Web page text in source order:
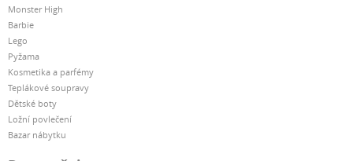
Monster High
Barbie
Lego
Pyžama
Kosmetika a parfémy
Teplákové soupravy
Dětské boty
Ložní povlečení
Bazar nábytku